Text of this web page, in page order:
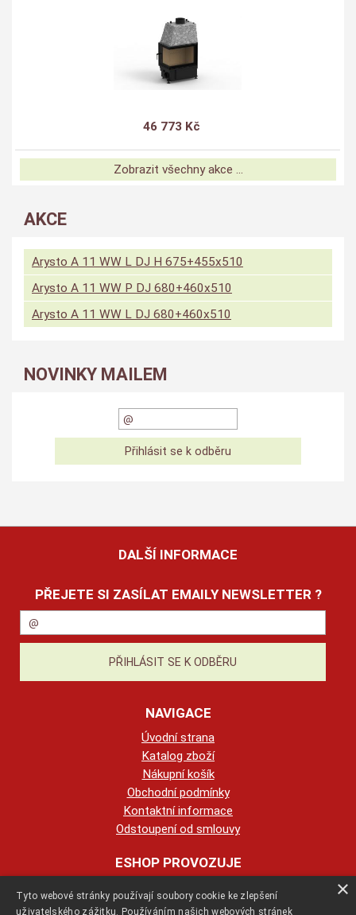
46 773 Kč
Zobrazit všechny akce ...
AKCE
Arysto A 11 WW L DJ H 675+455x510
Arysto A 11 WW P DJ 680+460x510
Arysto A 11 WW L DJ 680+460x510
NOVINKY MAILEM
DALŠÍ INFORMACE
PŘEJETE SI ZASÍLAT EMAILY NEWSLETTER ?
NAVIGACE
Úvodní strana
Katalog zboží
Nákupní košík
Obchodní podmínky
Kontaktní informace
Odstoupení od smlouvy
ESHOP PROVOZUJE
123KRBY s.r.o.
×
Tyto webové stránky používají soubory cookie ke zlepšení
uživatelského zážitku. Používáním našich webových stránek